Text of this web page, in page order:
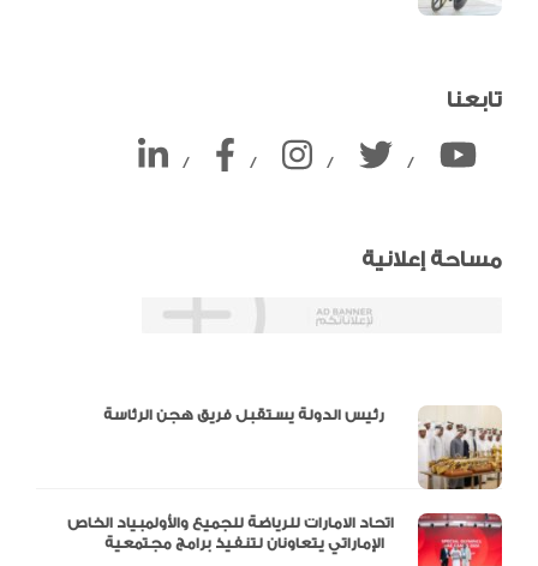
تابعنا
/ / / /
مساحة إعلانية
اتحاد الامارات للرياضة للجميع والأولمبياد الخاص